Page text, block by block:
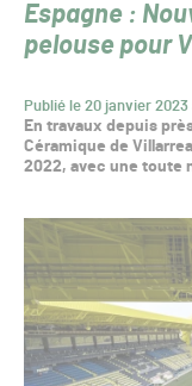
Espagne :
pelouse pour
Publié le 20 janvier 2023
En travaux depuis
Céramique de
2022, avec une toute